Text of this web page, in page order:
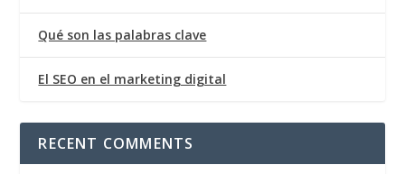
Qué son las palabras clave
El SEO en el marketing digital
RECENT COMMENTS